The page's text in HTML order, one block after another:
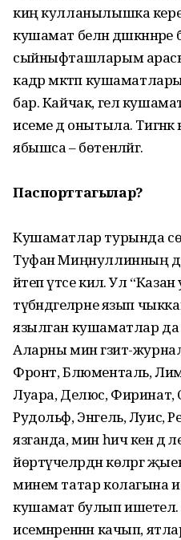
киң кулланылышка
кушамат белән
сыйныфташларым
кадәр мәктәп кушаматлары
бар. Кайчак, гел
исеме дә онытыла.
ябышса – бөтенләйгә.
Паспорттагылар?
Кушаматлар турында
Туфан Миңнуллинның
әйтеп үтәсе килә. Ул
түбәндәгеләрне язып
язылган кушаматлар да
Аларны мин гәзит-
Фронт, Блюменталь,
Луара, Делюс, Фиринат,
Рудольф, Энгель, Луис,
язганда, мин һич кенә дә
йөртүчеләрдән көләргә
минем татар колагына
кушамат булып
исемнәреннән качып,